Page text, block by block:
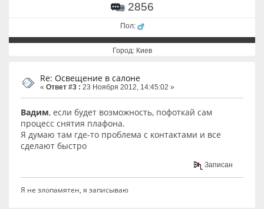
2856
Пол:
Город: Киев
Re: Освещение в салоне
« Ответ #3 : 23 Ноября 2012, 14:45:02 »
Вадим, если будет возможность, пофоткай сам
процесс снятия плафона.
Я думаю там где-то проблема с контактами и все
сделают быстро
Записан
Я не злопамятен, я записываю